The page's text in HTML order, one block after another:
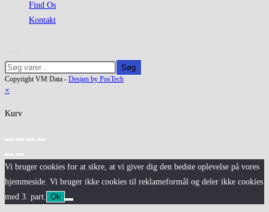
Find Os
Kontakt
Søg
Copyright VM Data - Design by PosTech
×
Kurv
Vi bruger cookies for at sikre, at vi giver dig den bedste oplevelse på vores
hjemmeside. Vi bruger ikke cookies til reklameformål og deler ikke cookies
med 3. part. Ok